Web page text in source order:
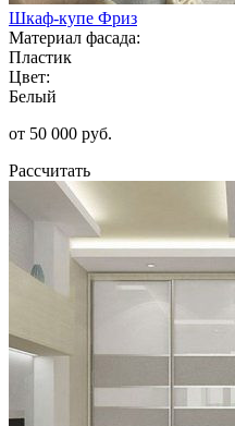
Шкаф-купе Фриз
Материал фасада:
Пластик
Цвет:
Белый
от 50 000 руб.
Рассчитать